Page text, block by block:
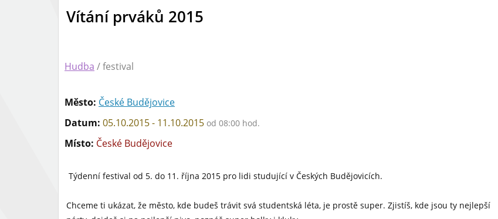
Vítání prváků 2015
Hudba / festival
Město: České Budějovice
Datum: 05.10.2015 - 11.10.2015 od 08:00 hod.
Místo: České Budějovice
Týdenní festival od 5. do 11. října 2015 pro lidi studující v Českých Budějovicích.
Chceme ti ukázat, že město, kde budeš trávit svá studentská léta, je prostě super. Zjistíš, kde jsou ty nejlepší